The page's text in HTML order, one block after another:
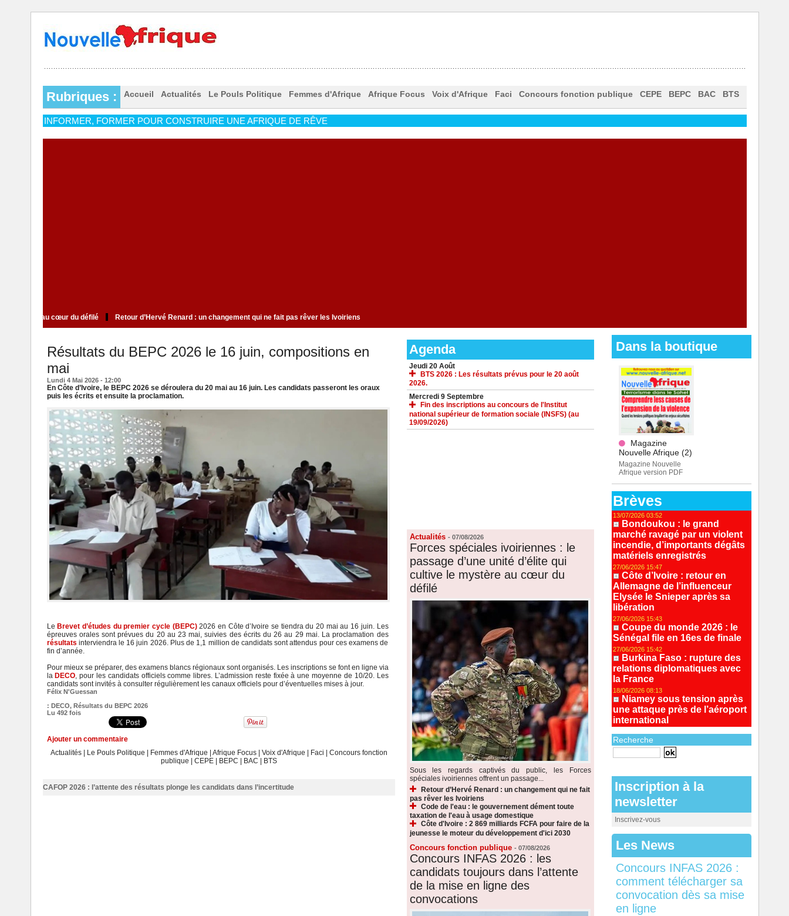
Rubriques : Accueil Actualités Le Pouls Politique Femmes d'Afrique Afrique Focus Voix d'Afrique Faci Concours fonction publique CEPE BEPC BAC BTS
INFORMER, FORMER POUR CONSTRUIRE UNE AFRIQUE DE RÊVE
d’élite qui cultive le mystère au cœur du défilé Retour d’Hervé Renard : un changement qui ne fait pas rêver les Ivoiriens
Résultats du BEPC 2026 le 16 juin, compositions en
mai
Lundi 4 Mai 2026 - 12:00
En Côte d’Ivoire, le BEPC 2026 se déroulera du 20 mai au 16 juin. Les candidats passeront les oraux
puis les écrits et ensuite la proclamation.
Le Brevet d’études du premier cycle (BEPC)2026 en Côte d’Ivoire se tiendra du 20 mai au 16 juin. Les
épreuves orales sont prévues du 20 au 23 mai, suivies des écrits du 26 au 29 mai. La proclamation des
résultats interviendra le 16 juin 2026. Plus de 1,1 million de candidats sont attendus pour ces examens de
fin d’année.
Pour mieux se préparer, des examens blancs régionaux sont organisés. Les inscriptions se font en ligne via
la DECO, pour les candidats officiels comme libres. L’admission reste fixée à une moyenne de 10/20. Les
candidats sont invités à consulter régulièrement les canaux officiels pour d’éventuelles mises à jour.
Félix N'Guessan
: DECO, Résultats du BEPC 2026
Lu 492 fois
Ajouter un commentaire
Actualités
Le Pouls Politique Femmes d'Afrique Afrique Focus Voix d'Afrique Faci
Concours fonction
publique
CEPE BEPC BAC BTS
CAFOP 2026 : l’attente des résultats plonge les candidats dans l’incertitude
Agenda
Jeudi 20 Août
BTS 2026 : Les résultats prévus pour le 20 août
2026.
Mercredi 9 Septembre
Fin des inscriptions au concours de l'Institut
national supérieur de formation sociale (INSFS) (au
19/09/2026)
Actualités - 07/08/2026
Forces spéciales ivoiriennes : le
passage d’une unité d’élite qui
cultive le mystère au cœur du
défilé
Sous les regards captivés du public, les Forces
spéciales ivoiriennes offrent un passage...
Retour d’Hervé Renard : un changement qui ne fait
pas rêver les Ivoiriens
Code de l'eau : le gouvernement dément toute
taxation de l'eau à usage domestique
Côte d'Ivoire : 2 869 milliards FCFA pour faire de la
jeunesse le moteur du développement d'ici 2030
Concours fonction publique - 07/08/2026
Concours INFAS 2026 : les
candidats toujours dans l’attente
de la mise en ligne des
convocations
Dans la boutique
Magazine
Nouvelle Afrique (2)
Magazine Nouvelle
Afrique version PDF
Brèves
13/07/2026 03:52
Bondoukou : le grand
marché ravagé par un violent
incendie, d’importants dégâts
matériels enregistrés
27/06/2026 15:47
Côte d’Ivoire : retour en
Allemagne de l’influenceur
Elysée le Snieper après sa
libération
27/06/2026 15:43
Coupe du monde 2026 : le
Sénégal file en 16es de finale
27/06/2026 15:42
Burkina Faso : rupture des
relations diplomatiques avec
la France
18/06/2026 08:13
Niamey sous tension après
une attaque près de l’aéroport
international
Recherche
Inscription à la
newsletter
Inscrivez-vous
Les News
Concours INFAS 2026 :
comment télécharger sa
convocation dès sa mise
en ligne